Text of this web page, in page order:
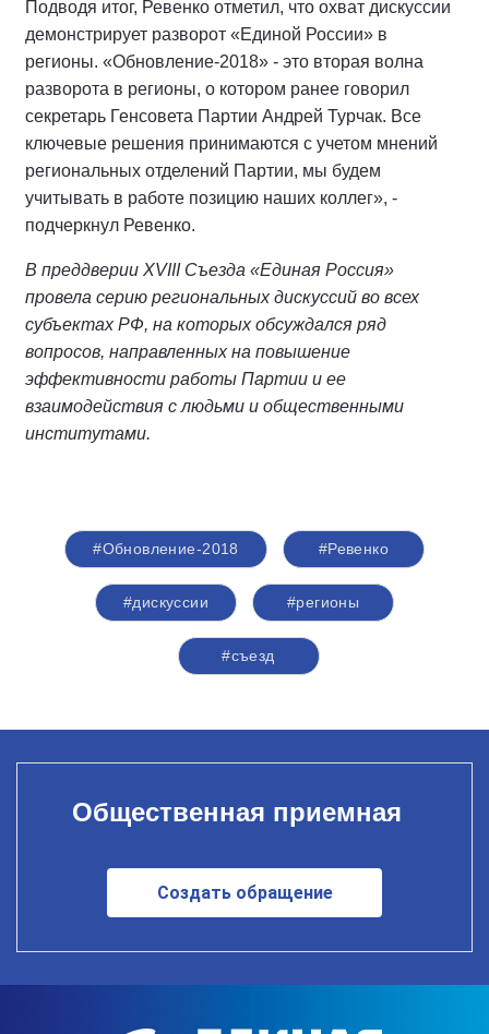
Подводя итог, Ревенко отметил, что охват дискуссии
демонстрирует разворот «Единой России» в
регионы. «Обновление-2018» - это вторая волна
разворота в регионы, о котором ранее говорил
секретарь Генсовета Партии Андрей Турчак. Все
ключевые решения принимаются с учетом мнений
региональных отделений Партии, мы будем
учитывать в работе позицию наших коллег», -
подчеркнул Ревенко.
В преддверии XVIII Съезда «Единая Россия»
провела серию региональных дискуссий во всех
субъектах РФ, на которых обсуждался ряд
вопросов, направленных на повышение
эффективности работы Партии и ее
взаимодействия с людьми и общественными
институтами.
#Обновление-2018 #Ревенко
#дискуссии #регионы
#съезд
Общественная приемная
Создать обращение